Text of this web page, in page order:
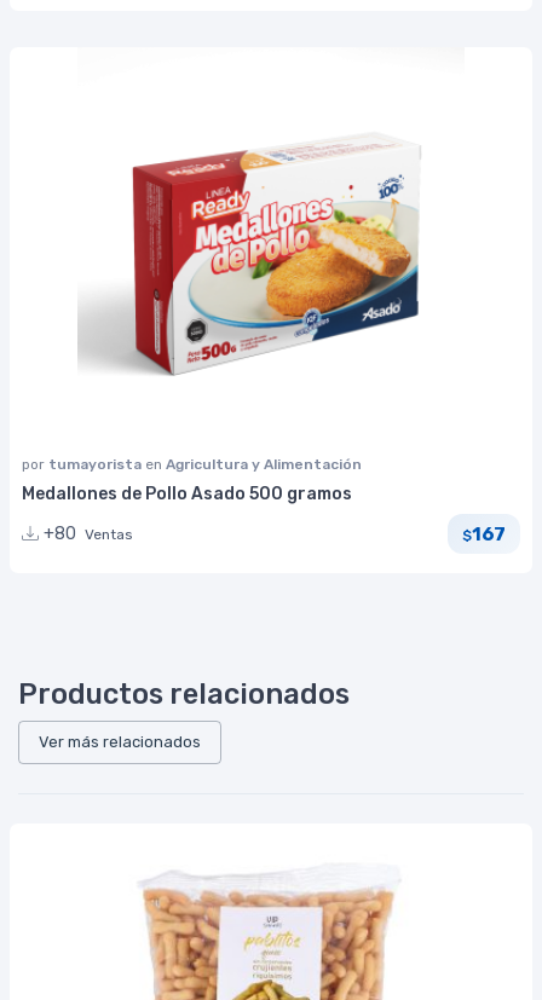
por tumayorista en Agricultura y Alimentación
Medallones de Pollo Asado 500 gramos
+80 Ventas $167
Productos relacionados
Ver más relacionados